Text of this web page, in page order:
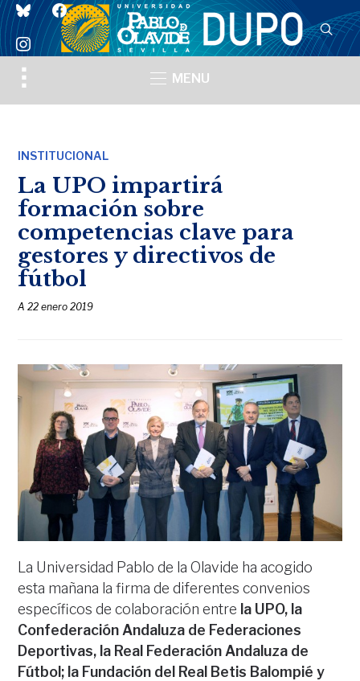
blueskyfacebook
instagram
Toggle
sidebar
MENU
INSTITUCIONAL
La UPO impartirá
formación sobre
competencias clave para
gestores y directivos de
fútbol
A22 enero 2019
La Universidad Pablo de la Olavide ha acogido
esta mañana la firma de diferentes convenios
específicos de colaboración entre la UPO, la
Confederación Andaluza de Federaciones
Deportivas, la Real Federación Andaluza de
Fútbol; la Fundación del Real Betis Balompié y